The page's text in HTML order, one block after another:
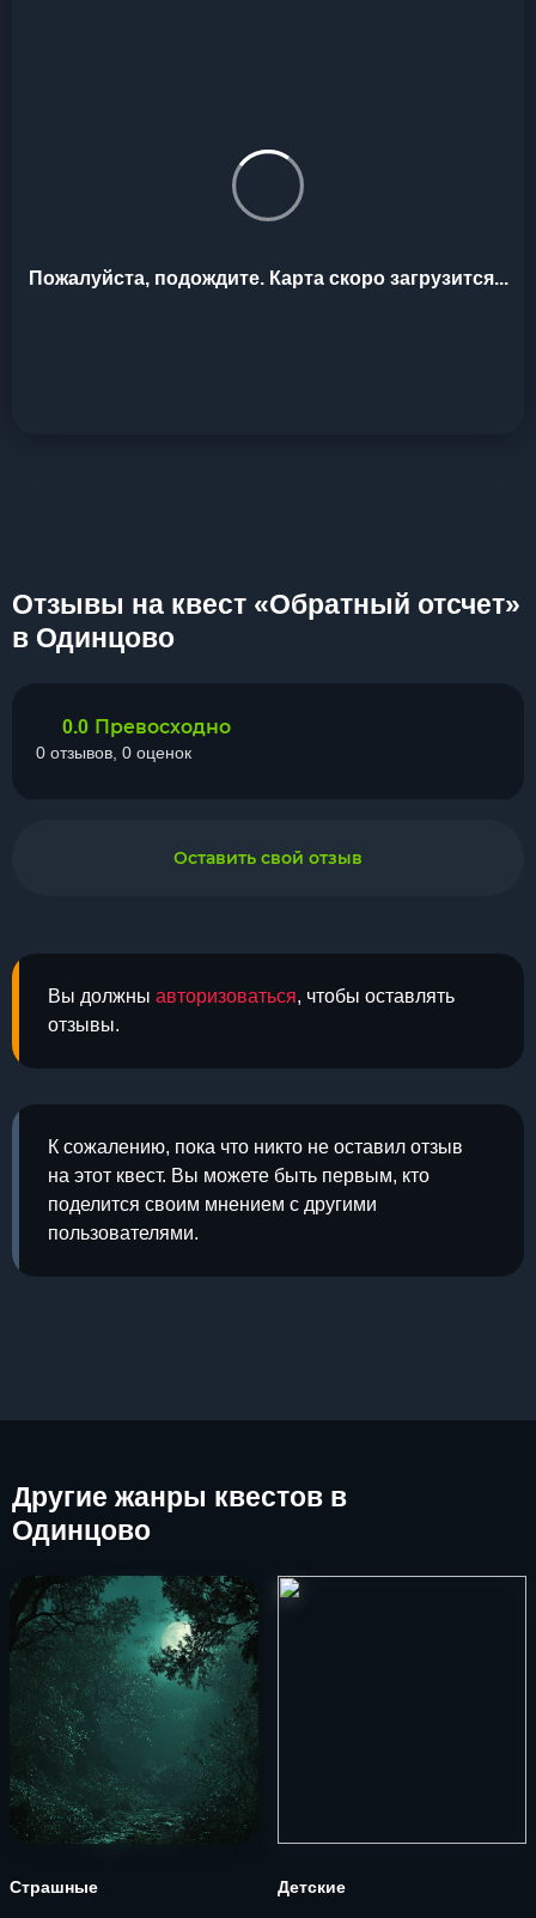
Пожалуйста, подождите. Карта скоро загрузится...
Отзывы на квест «Обратный отсчет»
в Одинцово
Вы должны авторизоваться, чтобы оставлять
отзывы.
К сожалению, пока что никто не оставил отзыв
на этот квест. Вы можете быть первым, кто
поделится своим мнением с другими
пользователями.
0.0 Превосходно
0 отзывов, 0 оценок
Оставить свой отзыв
Другие жанры квестов в
Одинцово
Страшные Детские